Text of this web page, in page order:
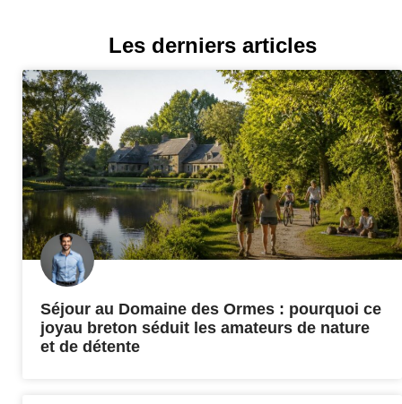
Les derniers articles
Séjour au Domaine des Ormes : pourquoi ce
joyau breton séduit les amateurs de nature
et de détente